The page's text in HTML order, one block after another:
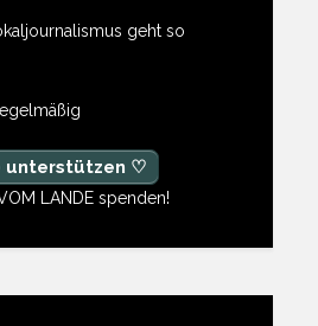
geht so
unterstützen ♡
LANDE spenden!